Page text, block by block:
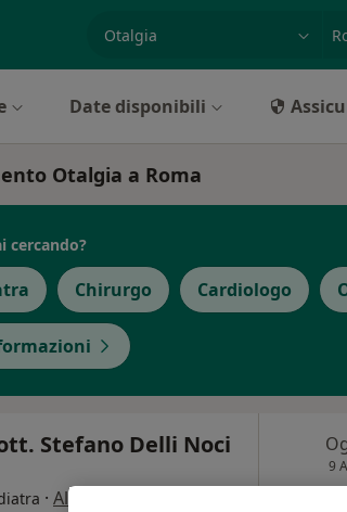
Date disponibili
Otalgia a Roma
cercando?
Chirurgo Cardiologo
Stefano Delli Noci
· Altro
9